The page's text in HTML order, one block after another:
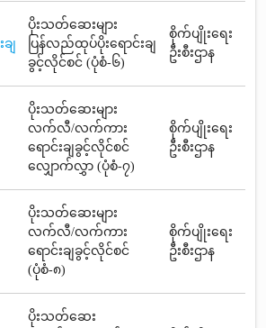
ျ
ပိုးသတ်ဆေးများ
ပြန်လည်ထုပ်ပိုးရောင်းချ
ခွင့်လိုင်စင် (ပုံစံ-၆)
စိုက်ပျိုးရေး
ဦးစီးဌာန
ပိုးသတ်ဆေးများ
လက်လီ/လက်ကား
ရောင်းချခွင့်လိုင်စင်
လျှောက်လွှာ (ပုံစံ-၇)
စိုက်ပျိုးရေး
ဦးစီးဌာန
ပိုးသတ်ဆေးများ
လက်လီ/လက်ကား
ရောင်းချခွင့်လိုင်စင်
(ပုံစံ-၈)
စိုက်ပျိုးရေး
ဦးစီးဌာန
ပိုးသတ်ဆေး